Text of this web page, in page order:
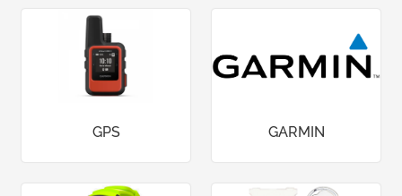
GPS GARMIN